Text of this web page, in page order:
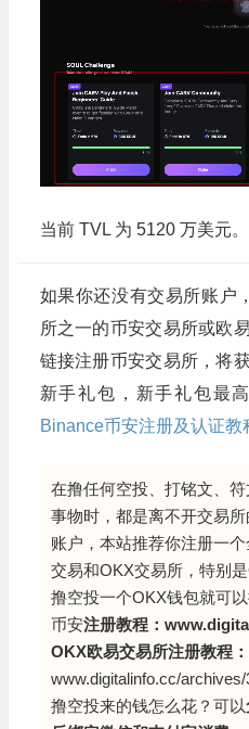
当前 TVL 为 5120 万美元。
如果你还没有交易所账户
所之一的币安交易所或欧
链接注册币安交易所，将
新手礼包，新手礼包最
Binance币安注册及认证教
在撸任何空投、打铭文、
事物时，都是离不开交易
账户，本站推荐你注册一
交易和OKX交易所，特别
撸空投一个OKX钱包就可以
币安注册教程：
OKX欧易交易所注册教程：
www.digitalinfo.cc/archives/
撸空投来的钱怎么花？可以